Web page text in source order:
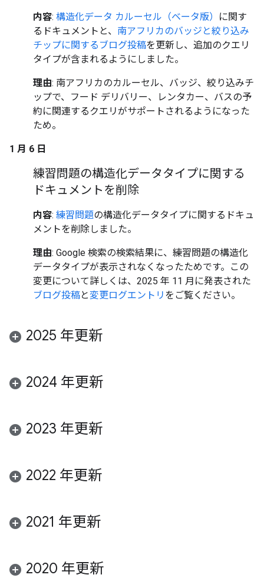
内容: 構造化データ カルーセル（ベータ版）
に関す
るドキュメントと、 南アフリカのバッジと絞り込み
チップに関するブログ投稿を更新し、追加のクエリ
タイプが含まれるようにしました。
理由: 南アフリカのカルーセル、バッジ、絞り込みチ
ップで、フード デリバリー、レンタカー、バスの予
約に関連するクエリがサポートされるようになった
ため。
1 月 6 日
練習問題の構造化データタイプに関する
ドキュメントを削除
内容: 練習問題の構造化データタイプに関するドキュ
メントを削除しました。
理由: Google 検索の検索結果に、練習問題の構造化
データタイプが表示されなくなったためです。この
変更について詳しくは、2025 年 11 月に発表された
ブログ投稿と変更ログエントリ をご覧ください。
2025 年更新
2024 年更新
2023 年更新
2022 年更新
2021 年更新
2020 年更新